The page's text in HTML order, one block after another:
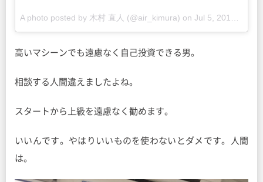
A photo posted by 木村 直人 (@air_kimura) on Jul 5, 2015 at 4:42pm PDT
高いマシーンでも遠慮なく自己投資できる男。
相談する人間違えましたよね。
スタートから上級を遠慮なく勧めます。
いいんです。やはりいいものを使わないとダメです。人間
は。